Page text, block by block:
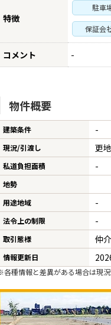
特徴
駐車
保証会
コメント -
物件概要
建築条件 -
現況/引渡し 更
私道負担面積 -
地勢
用途地域 -
法令上の制限 -
取引態様 仲介
情報更新日
各種情報と差異がある場合は現